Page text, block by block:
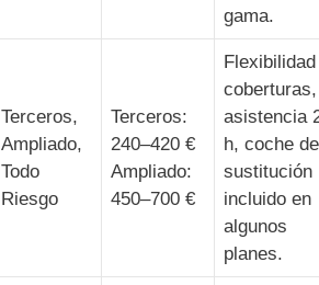
gama.
Terceros,
Ampliado,
Todo
Riesgo
Terceros:
240–420 €
Ampliado:
450–700 €
coberturas,
asistencia
h, coche de
sustitución
incluido en
algunos
planes.